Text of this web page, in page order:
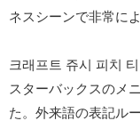
ネスシーンで非常に
크래프트 쥬시 피치
スターバックスのメ
た。外来語の表記ル